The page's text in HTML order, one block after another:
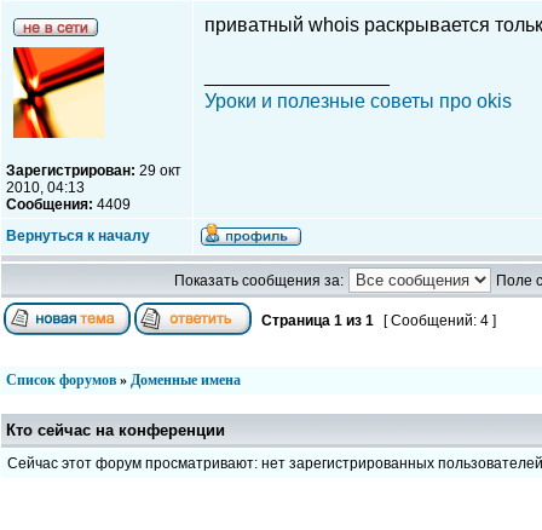
Зарегистрирован: 29 окт
2010, 04:13
Сообщения: 4409
приватный whois раскрывается
Уроки и полезные советы про okis
Вернуться к началу
Показать сообщения за: Поле
Страница 1 из 1 [ Сообщений: 4 ]
Список форумов » Доменные имена
Кто сейчас на конференции
Сейчас этот форум просматривают: нет зарегистрированных пользователей